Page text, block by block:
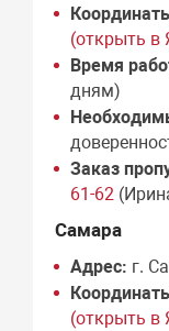
(открыть в
Время
дням)
Заказ
61-62
Самара
Адрес: г.
(открыть в